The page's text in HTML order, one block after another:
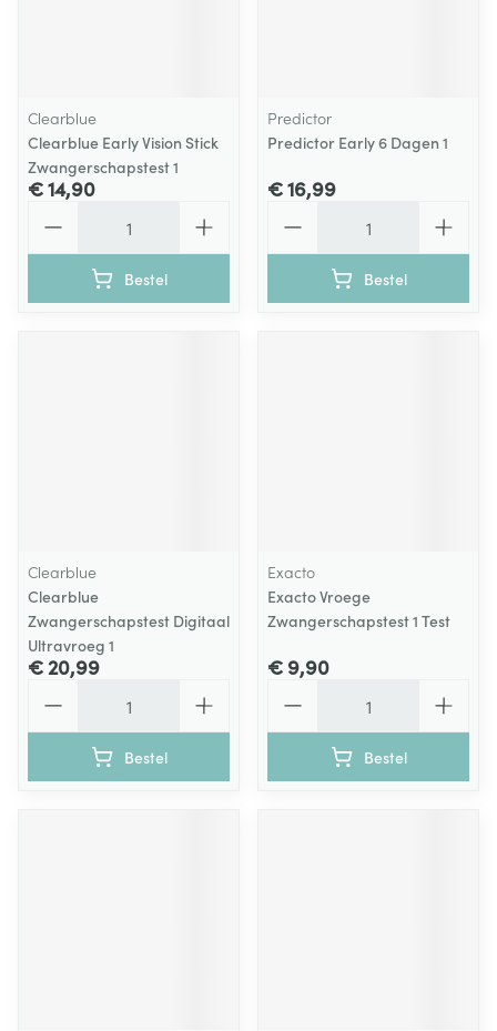
Clearblue
Clearblue Early Vision Stick
Zwangerschapstest 1
€ 14,90
Bestel
Predictor
Predictor Early 6 Dagen 1
€ 16,99
Bestel
Clearblue
Clearblue
Zwangerschapstest Digitaal
Ultravroeg 1
€ 20,99
Bestel
Exacto
Exacto Vroege
Zwangerschapstest 1 Test
€ 9,90
Bestel